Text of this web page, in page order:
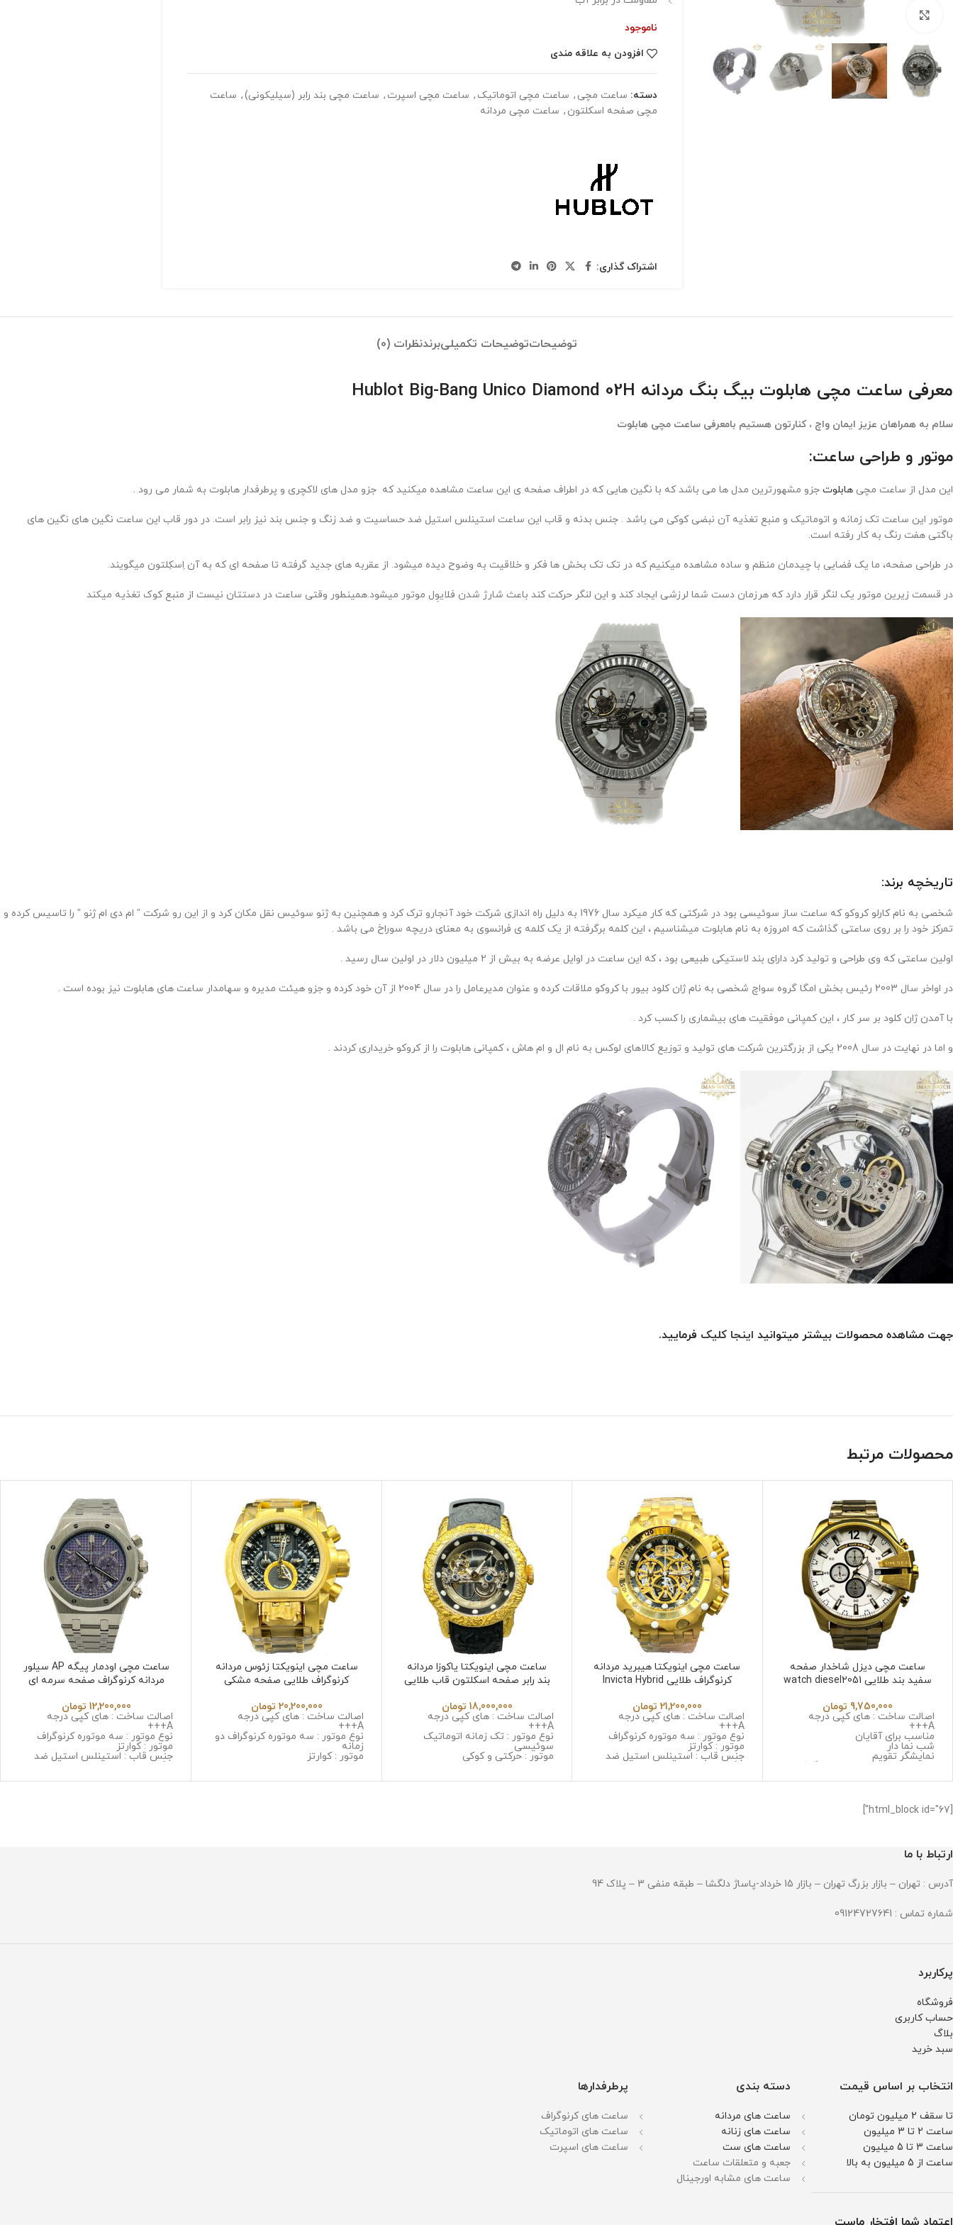
برای بزرگنمایی کلیک کنید
ناموجود
افزودن به علاقه مندی
دسته: ساعت مچی , ساعت مچی اتوماتیک , ساعت مچی اسپرت , ساعت مچی بند رابر (سیلیکونی), ساعت
مچی صفحه اسکلتون , ساعت مچی مردانه
اشتراک گذاری:
توضیحاتتوضیحات تکمیلیبرندنظرات (0)
معرفی ساعت مچی هابلوت بیگ بنگ مردانه Hublot Big-Bang Unico Diamond 02H
سلام به همراهان عزیز ایمان واچ ، کنارتون هستیم بامعرفی ساعت مچی هابلوت
موتور و طراحی ساعت:
این مدل از ساعت مچی هابلوت جزو مشهورترین مدل ها می باشد که با نگین هایی که در اطراف صفحه ی این ساعت مشاهده میکنید که جزو مدل های لاکچری و پرطرفدار هابلوت به شمار می رود .
موتور این ساعت تک زمانه و اتوماتیک و منبع تغذیه آن نبضی کوکی می باشد . جنس بدنه و قاب این ساعت استینلس استیل ضد حساسیت و ضد زنگ و جنس بند نیز رابر است. در دور قاب این ساعت نگین های نگین های
باگتی هفت رنگ به کار رفته است.
در طراحی صفحه، ما یک فضایی با چیدمان منظم و ساده مشاهده میکنیم که در تک تک بخش ها فکر و خلاقیت به وضوح دیده میشود. از عقربه های جدید گرفته تا صفحه ای که به آن اِسکِلتون میگویند.
در قسمت زیرین موتور یک لنگر قرار دارد که هرزمان دست شما لرزشی ایجاد کند و این لنگر حرکت کند باعث شارژ شدن فلایوِل موتور میشود.همینطور وقتی ساعت در دستتان نیست از منبع کوک تغذیه میکند
تاریخچه برند:
شخصی به نام کارلو کروکو که ساعت ساز سوئیسی بود در شرکتی که کار میکرد سال 1976 به دلیل راه اندازی شرکت خود آنجارو ترک کرد و همچنین به ژنو سوئیس نقل مکان کرد و از این رو شرکت ” ام دی ام ژنو ” را تاسیس کرده و
تمرکز خود را بر روی ساعتی گذاشت که امروزه به نام هابلوت میشناسیم ، این کلمه برگرفته از یک کلمه ی فرانسوی به معنای دریچه سوراخ می باشد .
اولین ساعتی که وی طراحی و تولید کرد دارای بند لاستیکی طبیعی بود ، که این ساعت در اوایل عرضه به بیش از 2 میلیون دلار در اولین سال رسید .
در اواخر سال 2003 رئیس بخش امگا گروه سواچ شخصی به نام ژان کلود بیور با کروکو ملاقات کرده و عنوان مدیرعامل را در سال 2004 از آن خود کرده و جزو هیئت مدیره و سهامدار ساعت های هابلوت نیز بوده است .
با آمدن ژان کلود بر سر کار ، این کمپانی موفقیت های بیشماری را کسب کرد .
و اما در نهایت در سال 2008 یکی از بزرگترین شرکت های تولید و توزیع کالاهای لوکس به نام ال و ام هاش ، کمپانی هابلوت را از کروکو خریداری کردند .
جهت مشاهده محصولات بیشتر میتوانید اینجا کلیک فرمایید.
محصولات مرتبط
ساعت مچی دیزل شاخدار صفحه
سفید بند طلایی watch diesel2051
9,750,000 تومان
اصالت ساخت : های کپی درجه
A+++
مناسب برای آقایان
شب نما دار
نمایشگر تقویم
نوع موتور : سه موتوره کرنوگراف
جنس قاب : استینلس استیل ضد
جنس شیشه : صافیر کریستال ضد
خش
وزن : 211 گرم
ساعت مچی اینویکتا هیبرید مردانه
کرنوگراف طلایی Invicta Hybrid
21,200,000 تومان
اصالت ساخت : های کپی درجه
A+++
نوع موتور : سه موتوره کرنوگراف
موتور : کوارتز
جنس قاب : استینلس استیل ضد
زنگ و ضد حساسیت
جنس بند : استینلس استیل ضد زنگ
ساعت مچی اینویکتا یاکوزا مردانه
بند رابر صفحه اسکلتون قاب طلایی
18,000,000 تومان
اصالت ساخت : های کپی درجه
A+++
نوع موتور : تک زمانه اتوماتیک
سوئیسی
موتور : حرکتی و کوکی
جنس قاب : استینلس استیل ضد
جنس شیشه : مینرال گلس با
ساعت مچی اینویکتا زئوس مردانه
کرنوگراف طلایی صفحه مشکی
20,200,000 تومان
اصالت ساخت : های کپی درجه
A+++
نوع موتور : سه موتوره کرنوگراف دو
زمانه
موتور : کوارتز
جنس شیشه : سافایر ضد خش
ساعت مچی اودمار پیگه AP سیلور
مردانه کرنوگراف صفحه سرمه ای
12,200,000 تومان
اصالت ساخت : های کپی درجه
A+++
نوع موتور : سه موتوره کرنوگراف
موتور : کوارتز
جنس قاب : استینلس استیل ضد
زنگ و ضد حساسیت
جنس بند : استینلس استیل ضد زنگ
[html_block id="67"]
ارتباط با ما
آدرس : تهران – بازار بزرگ تهران – بازار 15 خرداد-پاساژ دلگشا – طبقه منفی 3 – پلاک 94
شماره تماس : 09124727641
پرکاربرد
فروشگاه
حساب کاربری
بلاگ
سبد خرید
انتخاب بر اساس قیمت
تا سقف 2 میلیون تومان
ساعت 2 تا 3 میلیون
ساعت 3 تا 5 میلیون
ساعت از 5 میلیون به بالا
دسته بندی
ساعت های مردانه
ساعت های زنانه
ساعت های ست
جعبه و متعلقات ساعت
ساعت های مشابه اورجینال
پرطرفدارها
ساعت های کرنوگراف
ساعت های اتوماتیک
ساعت های اسپرت